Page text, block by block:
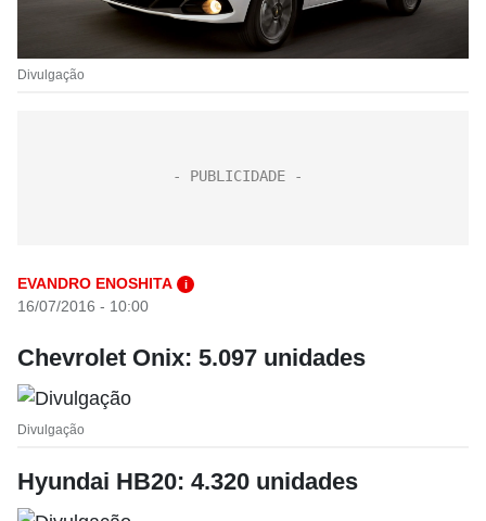
Divulgação
EVANDRO ENOSHITA i
16/07/2016 - 10:00
Chevrolet Onix: 5.097 unidades
Divulgação
Hyundai HB20: 4.320 unidades